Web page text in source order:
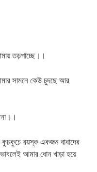
তড়পাচ্ছে।।
সামনে কেউ চুদছে আর
বয়স্ক একজন বাবাদের
আমার ধোন খাড়া হয়ে